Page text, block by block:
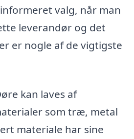
valg, når man
leverandør og det
er nogle af de vigtigste
kan laves af
som træ, metal
materiale har sine